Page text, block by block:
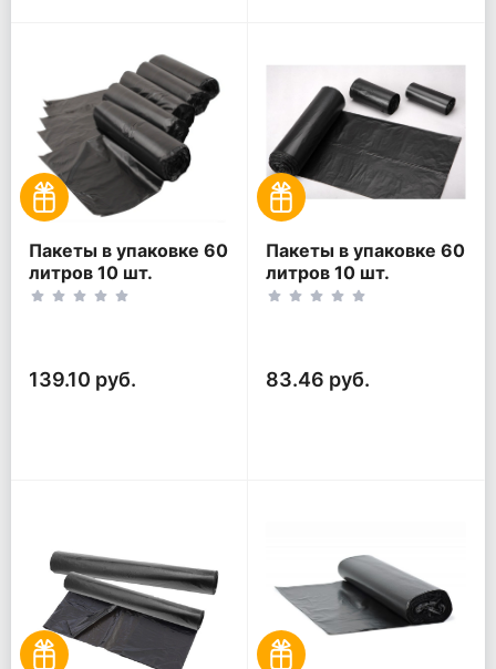
Пакеты в упаковке 60
литров 10 шт.
(10шт*5рул)
139.10 руб.
Пакеты в упаковке 60
литров 10 шт.
(10шт*3рул)
83.46 руб.